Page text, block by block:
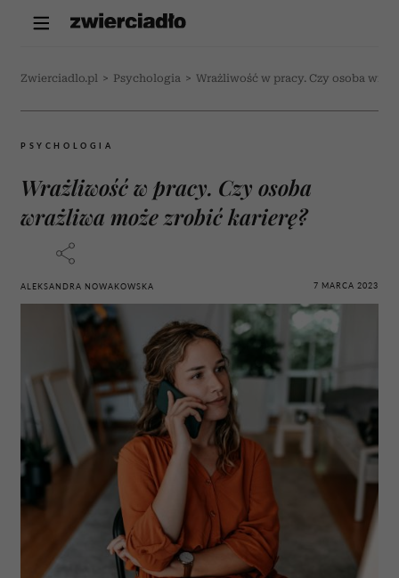
Zwierciadlo.pl > Psychologia > Wrażliwość w pracy. Czy osoba
PSYCHOLOGIA
Wrażliwość w pracy. Czy osoba
wrażliwa może zrobić karierę?
ALEKSANDRA NOWAKOWSKA 7 MARCA 2023